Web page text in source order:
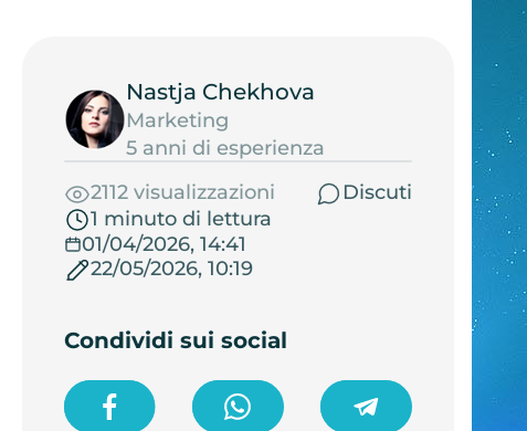
Nastja Chekhova
Marketing
5 anni di esperienza
2112 visualizzazioni
Discuti
1 minuto di lettura
01/04/2026, 14:41
22/05/2026, 10:19
Condividi sui social